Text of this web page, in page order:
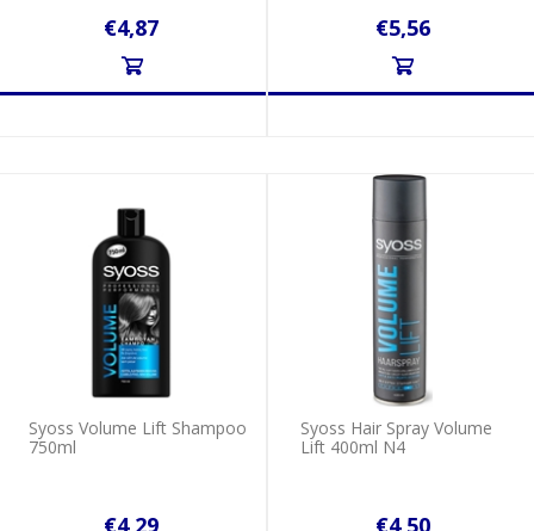
€4,87 €5,56
Syoss Volume Lift Shampoo
750ml
Syoss Hair Spray Volume
Lift 400ml N4